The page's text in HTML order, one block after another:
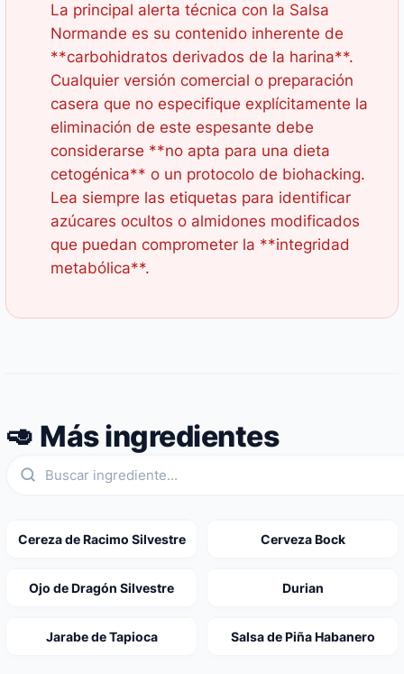
La principal alerta técnica con la Salsa
Normande es su contenido inherente de
**carbohidratos derivados de la harina**.
Cualquier versión comercial o preparación
casera que no especifique explícitamente la
eliminación de este espesante debe
considerarse **no apta para una dieta
cetogénica** o un protocolo de biohacking.
Lea siempre las etiquetas para identificar
azúcares ocultos o almidones modificados
que puedan comprometer la **integridad
metabólica**.
🥑 Más ingredientes
Cereza de Racimo Silvestre Cerveza Bock
Ojo de Dragón Silvestre Durian
Jarabe de Tapioca Salsa de Piña Habanero